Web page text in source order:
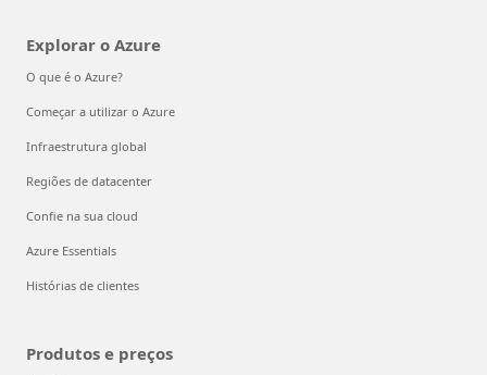
Explorar o Azure
O que é o Azure?
Começar a utilizar o Azure
Infraestrutura global
Regiões de datacenter
Confie na sua cloud
Azure Essentials
Histórias de clientes
Produtos e preços